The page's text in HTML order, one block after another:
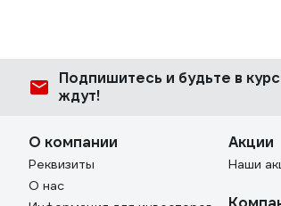
Подпишитесь и будьте в
ждут!
О компании
Реквизиты
О нас
Акции
Наши